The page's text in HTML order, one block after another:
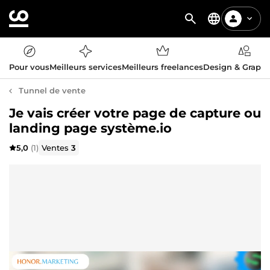
Pour vousMeilleurs servicesMeilleurs freelancesDesign &
Tunnel de vente
Je vais créer votre page de capture ou
landing page système.io
5,0 (1) Ventes3